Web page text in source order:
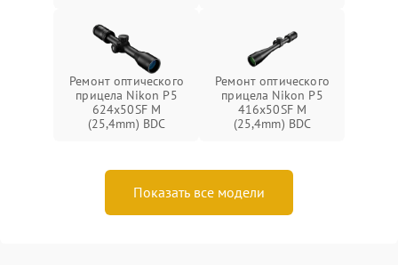
Ремонт оптического
прицела Nikon P5
624x50SF M
(25,4mm) BDC
Ремонт оптического
прицела Nikon P5
416x50SF M
(25,4mm) BDC
Показать все модели